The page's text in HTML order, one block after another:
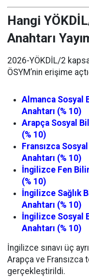
Hangi
Anahtarı
2026-YÖKDİL/2
ÖSYM’nin erişime
Almanca Sosyal
Anahtarı (% 10)
Arapça Sosyal
(% 10)
Fransızca
Anahtarı (% 10)
İngilizce Fen
(% 10)
İngilizce Sağlık
Anahtarı (% 10)
İngilizce Sosyal
Anahtarı (% 10)
İngilizce sınavı üç
Arapça ve Fransızca
gerçekleştirildi.